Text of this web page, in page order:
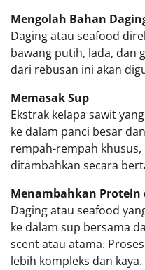
Mengolah Bahan
Daging atau seafood
bawang putih, lada, dan
dari rebusan ini akan
Memasak Sup
Ekstrak kelapa sawit
ke dalam panci besar
rempah-rempah
ditambahkan secara
Menambahkan Protein
Daging atau seafood
ke dalam sup bersama
scent atau atama.
lebih kompleks dan kaya.